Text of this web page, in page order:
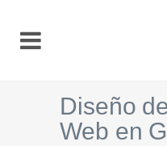
Diseño
Web en